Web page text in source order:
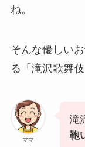
ね。
そんな優しい
る「滝沢歌舞
ママ
滝
鞄